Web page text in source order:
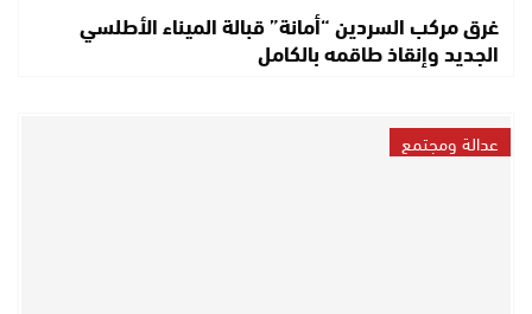
غرق مركب السردين “أمانة” قبالة الميناء الأطلسي
الجديد وإنقاذ طاقمه بالكامل
عدالة ومجتمع